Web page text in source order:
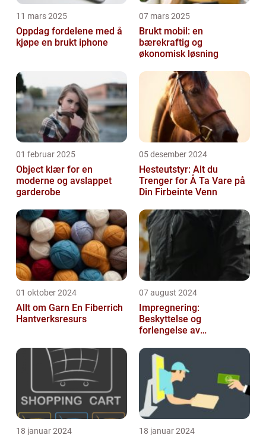
11 mars 2025
Oppdag fordelene med å
kjøpe en brukt iphone
07 mars 2025
Brukt mobil: en
bærekraftig og
økonomisk løsning
01 februar 2025
Object klær for en
moderne og avslappet
garderobe
05 desember 2024
Hesteutstyr: Alt du
Trenger for Å Ta Vare på
Din Firbeinte Venn
01 oktober 2024
Allt om Garn En Fiberrich
Hantverksresurs
07 august 2024
Impregnering:
Beskyttelse og
forlengelse av
18 januar 2024 18 januar 2024